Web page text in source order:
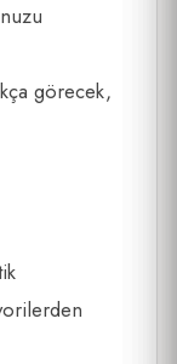
görecek,